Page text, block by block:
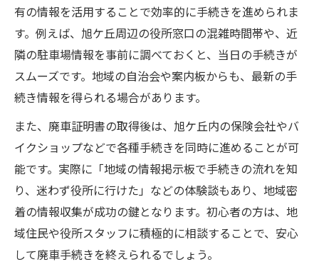
有の情報を活用することで効率的に手続きを進められま
す。例えば、旭ケ丘周辺の役所窓口の混雑時間帯や、近
隣の駐車場情報を事前に調べておくと、当日の手続きが
スムーズです。地域の自治会や案内板からも、最新の手
続き情報を得られる場合があります。
また、廃車証明書の取得後は、旭ケ丘内の保険会社やバ
イクショップなどで各種手続きを同時に進めることが可
能です。実際に「地域の情報掲示板で手続きの流れを知
り、迷わず役所に行けた」などの体験談もあり、地域密
着の情報収集が成功の鍵となります。初心者の方は、地
域住民や役所スタッフに積極的に相談することで、安心
して廃車手続きを終えられるでしょう。